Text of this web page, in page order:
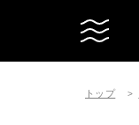
トップ